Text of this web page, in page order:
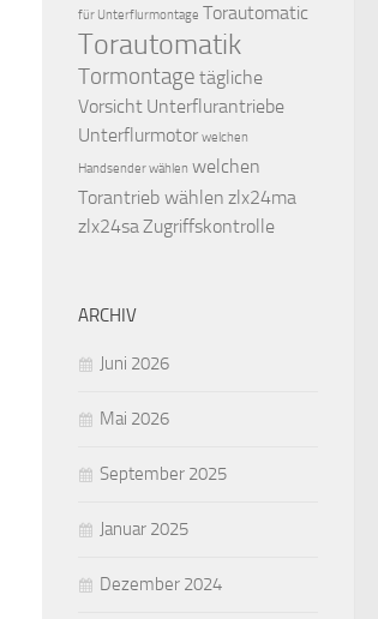
für Unterflurmontage Torautomatic
Torautomatik
Tormontage tägliche
Vorsicht Unterflurantriebe
Unterflurmotor welchen
Handsender wählen welchen
Torantrieb wählen zlx24ma
zlx24saZugriffskontrolle
ARCHIV
Juni 2026
Mai 2026
September 2025
Januar 2025
Dezember 2024